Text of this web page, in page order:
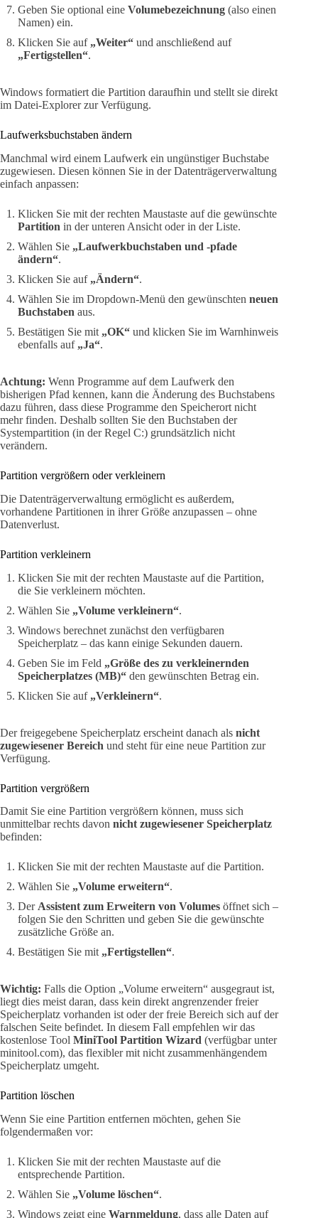
Geben Sie optional eine Volumebezeichnung (also einen
Namen) ein.
Klicken Sie auf „Weiter“ und anschließend auf
„Fertigstellen“.
Windows formatiert die Partition daraufhin und stellt sie direkt
im Datei-Explorer zur Verfügung.
Laufwerksbuchstaben ändern
Manchmal wird einem Laufwerk ein ungünstiger Buchstabe
zugewiesen. Diesen können Sie in der Datenträgerverwaltung
einfach anpassen:
Klicken Sie mit der rechten Maustaste auf die gewünschte
Partition in der unteren Ansicht oder in der Liste.
Wählen Sie „Laufwerkbuchstaben und -pfade
ändern“.
Klicken Sie auf „Ändern“.
Wählen Sie im Dropdown-Menü den gewünschten neuen
Buchstaben aus.
Bestätigen Sie mit „OK“ und klicken Sie im Warnhinweis
ebenfalls auf „Ja“.
Achtung: Wenn Programme auf dem Laufwerk den
bisherigen Pfad kennen, kann die Änderung des Buchstabens
dazu führen, dass diese Programme den Speicherort nicht
mehr finden. Deshalb sollten Sie den Buchstaben der
Systempartition (in der Regel C:) grundsätzlich nicht
verändern.
Partition vergrößern oder verkleinern
Die Datenträgerverwaltung ermöglicht es außerdem,
vorhandene Partitionen in ihrer Größe anzupassen – ohne
Datenverlust.
Partition verkleinern
Klicken Sie mit der rechten Maustaste auf die Partition,
die Sie verkleinern möchten.
Wählen Sie „Volume verkleinern“.
Windows berechnet zunächst den verfügbaren
Speicherplatz – das kann einige Sekunden dauern.
Geben Sie im Feld „Größe des zu verkleinernden
Speicherplatzes (MB)“ den gewünschten Betrag ein.
Klicken Sie auf „Verkleinern“.
Der freigegebene Speicherplatz erscheint danach als nicht
zugewiesener Bereich und steht für eine neue Partition zur
Verfügung.
Partition vergrößern
Damit Sie eine Partition vergrößern können, muss sich
unmittelbar rechts davon nicht zugewiesener Speicherplatz
befinden:
Klicken Sie mit der rechten Maustaste auf die Partition.
Wählen Sie „Volume erweitern“.
Der Assistent zum Erweitern von Volumes öffnet sich –
folgen Sie den Schritten und geben Sie die gewünschte
zusätzliche Größe an.
Bestätigen Sie mit „Fertigstellen“.
Wichtig: Falls die Option „Volume erweitern“ ausgegraut ist,
liegt dies meist daran, dass kein direkt angrenzender freier
Speicherplatz vorhanden ist oder der freie Bereich sich auf der
falschen Seite befindet. In diesem Fall empfehlen wir das
kostenlose Tool MiniTool Partition Wizard (verfügbar unter
minitool.com), das flexibler mit nicht zusammenhängendem
Speicherplatz umgeht.
Partition löschen
Wenn Sie eine Partition entfernen möchten, gehen Sie
folgendermaßen vor:
Klicken Sie mit der rechten Maustaste auf die
entsprechende Partition.
Wählen Sie „Volume löschen“.
Windows zeigt eine Warnmeldung, dass alle Daten auf